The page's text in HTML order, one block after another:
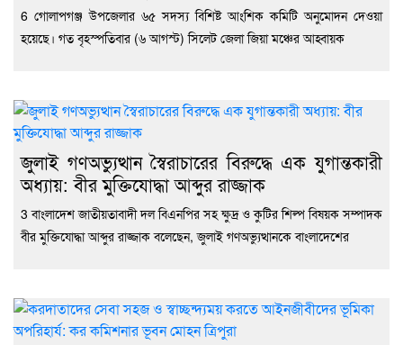
6 গোলাপগঞ্জ উপজেলার ৬৫ সদস্য বিশিষ্ট আংশিক কমিটি অনুমোদন দেওয়া
হয়েছে। গত বৃহস্পতিবার (৬ আগস্ট) সিলেট জেলা জিয়া মঞ্চের আহ্বায়ক
জুলাই গণঅভ্যুত্থান স্বৈরাচারের বিরুদ্ধে এক যুগান্তকারী
অধ্যায়: বীর মুক্তিযোদ্ধা আব্দুর রাজ্জাক
3 বাংলাদেশ জাতীয়তাবাদী দল বিএনপির সহ ক্ষুদ্র ও কুটির শিল্প বিষয়ক সম্পাদক
বীর মুক্তিযোদ্ধা আব্দুর রাজ্জাক বলেছেন, জুলাই গণঅভ্যুত্থানকে বাংলাদেশের